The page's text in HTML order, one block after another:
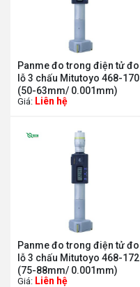
Panme đo trong điện tử đo
lỗ 3 chấu Mitutoyo 468-170
(50-63mm/ 0.001mm)
Giá: Liên hệ
Panme đo trong điện tử đo
lỗ 3 chấu Mitutoyo 468-172
(75-88mm/ 0.001mm)
Giá: Liên hệ